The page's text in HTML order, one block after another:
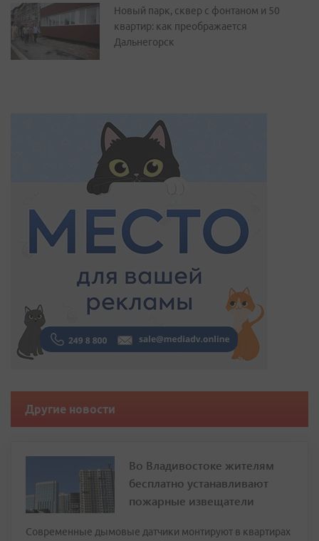
Новый парк, сквер с фонтаном и 50
квартир: как преображается
Дальнегорск
Другие новости
Во Владивостоке жителям
бесплатно устанавливают
пожарные извещатели
Современные дымовые датчики монтируют в квартирах